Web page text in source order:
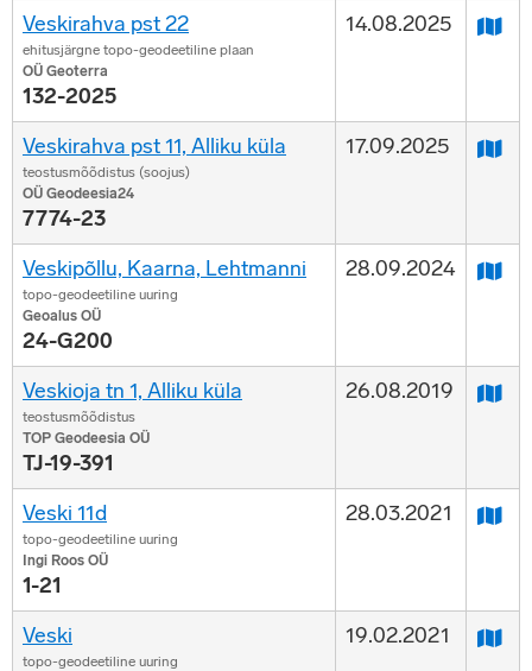
Veskirahva pst 22
ehitusjärgne topo-geodeetiline plaan
OÜ Geoterra
132-2025
14.08.2025
Veskirahva pst 11, Alliku küla
teostusmõõdistus (soojus)
OÜ Geodeesia24
7774-23
17.09.2025
Veskipõllu, Kaarna, Lehtmanni
topo-geodeetiline uuring
Geoalus OÜ
24-G200
28.09.2024
Veskioja tn 1, Alliku küla
teostusmõõdistus
TOP Geodeesia OÜ
TJ-19-391
26.08.2019
Veski 11d
topo-geodeetiline uuring
Ingi Roos OÜ
1-21
28.03.2021
Veski
topo-geodeetiline uuring
19.02.2021